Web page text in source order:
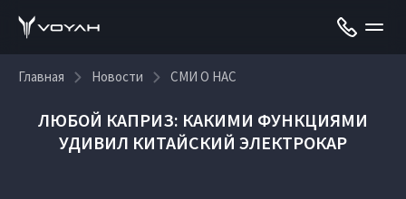
Главная Новости СМИ О НАС
ЛЮБОЙ КАПРИЗ: КАКИМИ ФУНКЦИЯМИ
УДИВИЛ КИТАЙСКИЙ ЭЛЕКТРОКАР